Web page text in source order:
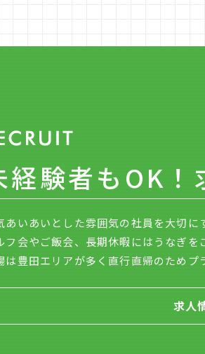
経験者もOK
あいあいとした雰囲気の社員を大切に
フ会やご飯会、長期休暇にはうなぎ
は豊田エリアが多く直行直帰のためプ
求人